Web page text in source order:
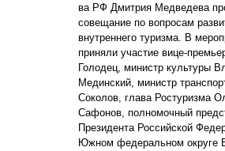
ва РФ Дмитрия Медведева
совещание по вопросам
внутреннего туризма. В
приняли участие вице-
Голодец, министр культуры
Мединский, министр
Соколов, глава Ростуризма
Сафонов, полномочный
Президента Российской
Южном федеральном округе